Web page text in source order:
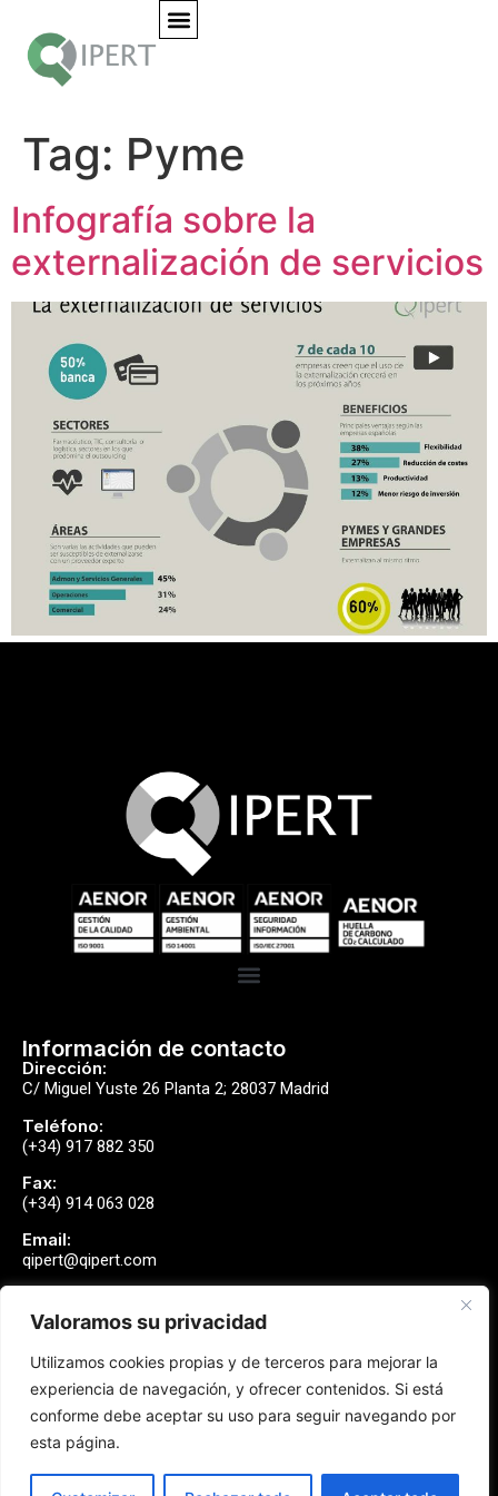
Valoramos su privacidad
Utilizamos cookies propias y de terceros para mejorar la
experiencia de navegación, y ofrecer contenidos. Si está
conforme debe aceptar su uso para seguir navegando por
esta página.
Tag: Pyme
Infografía sobre la
externalización de servicios
Información de contacto
Dirección:
C/ Miguel Yuste 26 Planta 2; 28037 Madrid
Teléfono:
(+34) 917 882 350
Fax:
(+34) 914 063 028
Email:
qipert@qipert.com
Síguenos